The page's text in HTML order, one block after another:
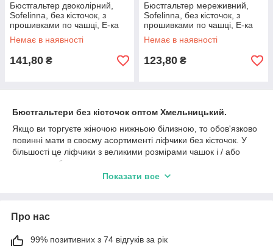
Бюстгальтер двоколірний,
Sofelinna, без кісточок, з
прошивками по чашці, E-ка
Немає в наявності
141,80 ₴
Бюстгальтер мереживний,
Sofelinna, без кісточок, з
прошивками по чашці, E-ка
Немає в наявності
123,80 ₴
Бюстгальтери без кісточок оптом Хмельницький.
Якщо ви торгуєте жіночою нижньою білизною, то обов'язково
повинні мати в своєму асортименті ліфчики без кісточок. У
більшості це ліфчики з великими розмірами чашок і / або
великими обсягами.
Ліфчики без кісточок вибирають найчастіше жінки старшого
Купити ліфчики без кісточок оптом для свого роздрібного
завжди великий вибір моделей від перевірених виробників,
Показати все
Про нас
99% позитивних з 74 відгуків за рік